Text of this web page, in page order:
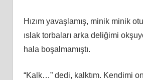
Hızım yavaşlamış, minik minik
ıslak torbaları arka deliğimi
hala boşalmamıştı.
“Kalk…” dedi, kalktım. Kendimi